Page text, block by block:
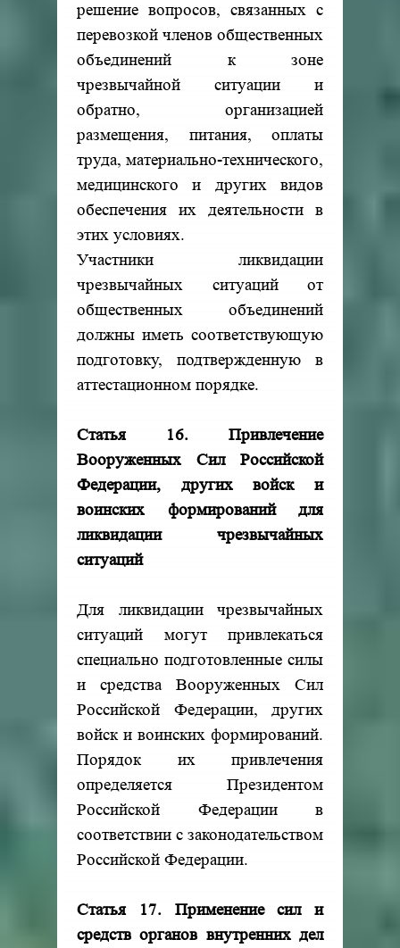
решение вопросов, связанных с
перевозкой членов общественных
объединений к зоне
чрезвычайной ситуации и
обратно, организацией
размещения, питания, оплаты
труда, материально-технического,
медицинского и других видов
обеспечения их деятельности в
этих условиях.
Участники ликвидации
чрезвычайных ситуаций от
общественных объединений
должны иметь соответствующую
подготовку, подтвержденную в
аттестационном порядке.
Статья 16. Привлечение
Вооруженных Сил Российской
Федерации, других войск и
воинских формирований для
ликвидации чрезвычайных
ситуаций
Для ликвидации чрезвычайных
ситуаций могут привлекаться
специально подготовленные силы
и средства Вооруженных Сил
Российской Федерации, других
войск и воинских формирований.
Порядок их привлечения
определяется Президентом
Российской Федерации в
соответствии с законодательством
Российской Федерации.
Статья 17. Применение сил и
средств органов внутренних дел